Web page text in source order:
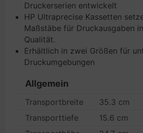
Druckerserien entwickelt
HP Ultraprecise Kassetten
Maßstäbe für Druckausgaben
Qualität.
Erhältlich in zwei Größen für
Druckumgebungen
Allgemein
Transportbreite
35.3 cm
Transporttiefe
15.6 cm